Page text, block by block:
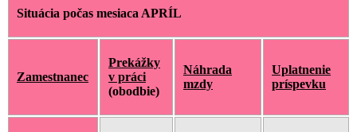
Situácia počas mesiaca APRÍL
Zamestnanec
Prekážky
v práci
(obodbie)
Náhrada
mzdy
Uplatnenie
príspevku